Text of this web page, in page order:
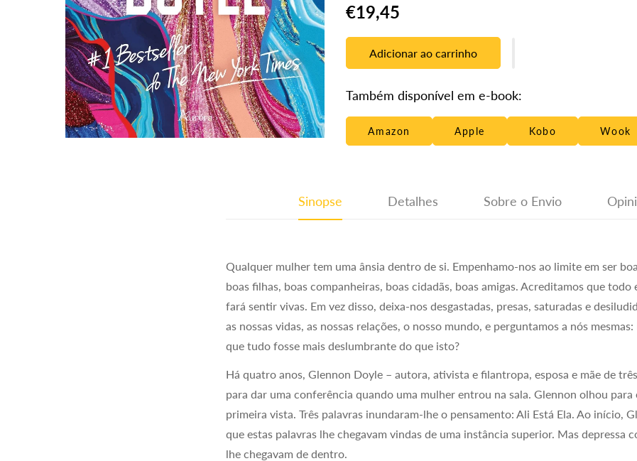
Translation
missing:
pt-
PT.products.product.price.regular_price
€19,45
Adicionar ao carrinho
Também disponível em e-book:
Amazon Apple Kobo Wook
Sinopse Detalhes Sobre o Envio
Qualquer mulher tem uma ânsia dentro de si. Empenhamo-nos ao limite em ser
boas filhas, boas companheiras, boas cidadãs, boas amigas. Acreditamos que todo
fará sentir vivas. Em vez disso, deixa-nos desgastadas, presas, saturadas e
as nossas vidas, as nossas relações, o nosso mundo, e perguntamos a nós
que tudo fosse mais deslumbrante do que isto?
Há quatro anos, Glennon Doyle – autora, ativista e filantropa, esposa e mãe de
para dar uma conferência quando uma mulher entrou na sala. Glennon olhou para
primeira vista. Três palavras inundaram-lhe o pensamento: Ali Está Ela. Ao início,
que estas palavras lhe chegavam vindas de uma instância superior. Mas depressa
lhe chegavam de dentro.